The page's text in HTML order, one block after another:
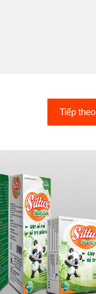
Tiếp theo